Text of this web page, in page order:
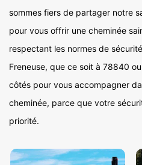
sommes fiers de partager notre
pour vous offrir une cheminée
respectant les normes de
Freneuse, que ce soit à 78840
côtés pour vous accompagner
cheminée, parce que votre
priorité.